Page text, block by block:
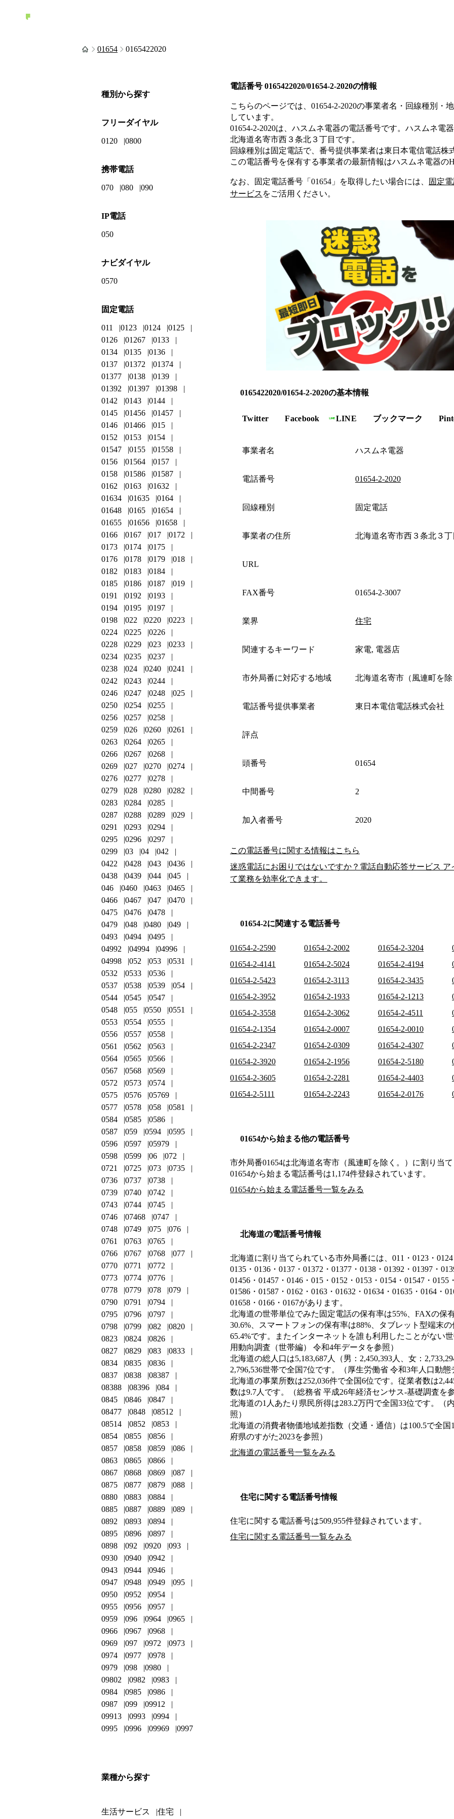
01654 0165422020
電話番号 0165422020/01654-2-2020の情報
こちらのページでは、 01654-2-2020の事業者名・回線種別・
しています。
01654-2-2020は、 ハスムネ電器の電話番号です。 ハスムネ電
北海道名寄市西３条北３丁目 です。
回線種別は固定電話で、番号提供事業者は東日本電信電話株
この電話番号を保有する事業者の最新情報はハスムネ電器の
なお、固定電話番号「 01654 」を取得したい場合には、 固定
サービス をご活用ください。
0165422020/01654-2-2020の基本情報
Twitter Facebook LINE ブックマーク
事業者名 ハスムネ電器
電話番号 01654-2-2020
回線種別 固定電話
事業者の住所 北海道名寄市西３条北３丁
URL
FAX番号 01654-2-3007
業界 住宅
関連するキーワード 家電, 電器店
市外局番に対応する地域 北海道名寄市（風連町を除
電話番号提供事業者 東日本電信電話株式会社
評点
頭番号 01654
中間番号 2
加入者番号 2020
この電話番号に関する情報はこちら
迷惑電話にお困りではないですか？電話自動応答サービス
て業務を効率化できます。
01654-2に関連する電話番号
01654-2-2590 01654-2-2002 01654-2-3204
01654-2-4141
01654-2-5024 01654-2-4194
01654-2-5423
01654-2-3113 01654-2-3435
01654-2-3952
01654-2-1933 01654-2-1213
01654-2-3558
01654-2-3062 01654-2-4511
01654-2-1354
01654-2-0007 01654-2-0010
01654-2-2347
01654-2-0309 01654-2-4307
01654-2-3920
01654-2-1956 01654-2-5180
01654-2-3605
01654-2-2281 01654-2-4403
01654-2-5111
01654-2-2243 01654-2-0176
01654から始まる他の電話番号
市外局番01654は北海道名寄市（風連町を除く。） に割り当
01654から始まる電話番号は1,174件登録されています。
01654から始まる電話番号一覧をみる
北海道の電話番号情報
北海道に割り当てられている市外局番には、011・0123・0124
0135・0136・0137・01372・01377・0138・01392・01397・
01456・01457・0146・015・0152・0153・0154・01547・0155
01586・01587・0162・0163・01632・01634・01635・0164・
01658・0166・0167があります。
北海道の世帯単位でみた固定電話の保有率は55%、FAXの保
30.6%、スマートフォンの保有率は88%、タブレット型端末
65.4%です。またインターネットを誰も利用したことがない
用動向調査（世帯編） 令和4年データを参照）
北海道の総人口は5,183,687人（男：2,450,393人、女：
2,796,536世帯で全国7位です。（厚生労働省 令和3年人口動態
北海道の事業所数は252,036件で全国6位です。従業者数は
数は9.7人です。（総務省 平成26年経済センサス‐基礎調査を参
北海道の1人あたり県民所得は283.2万円で全国33位です。（
照）
北海道の消費者物価地域差指数（交通・通信）は100.5で全
府県のすがた2023を参照）
北海道の電話番号一覧をみる
住宅に関する電話番号情報
住宅に関する電話番号は509,955件登録されています。
住宅に関する電話番号一覧をみる
種別から探す
フリーダイヤル
0120 0800
携帯電話
070 080 090
IP電話
050
ナビダイヤル
0570
固定電話
011 0123 0124
0125
0126
01267
0133
0134
0135
0136
0137
01372
01374
01377
0138
0139
01392
01397
01398
0142
0143
0144
0145
01456
01457
0146
01466
015
0152
0153
0154
01547
0155
01558
0156
01564
0157
0158
01586
01587
0162
0163
01632
01634
01635
0164
01648
0165
01654
01655
01656
01658
0166
0167 017
0172
0173
0174
0175
0176
0178 0179
018
0182
0183
0184
0185
0186 0187
019
0191
0192
0193
0194
0195
0197
0198
022 0220
0223
0224
0225
0226
0228
0229 023
0233
0234
0235
0237
0238
024 0240
0241
0242
0243
0244
0246
0247 0248
025
0250
0254
0255
0256
0257
0258
0259
026 0260
0261
0263
0264
0265
0266
0267
0268
0269
027 0270
0274
0276
0277
0278
0279
028 0280
0282
0283
0284
0285
0287
0288 0289
029
0291
0293
0294
0295
0296
0297
0299
03 04
042
0422
0428 043
0436
0438
0439 044
045
046
0460 0463
0465
0466
0467 047
0470
0475
0476
0478
0479
048 0480
049
0493
0494
0495
04992
04994
04996
04998
052 053
0531
0532
0533
0536
0537
0538 0539
054
0544
0545
0547
0548
055 0550
0551
0553
0554
0555
0556
0557
0558
0561
0562
0563
0564
0565
0566
0567
0568
0569
0572
0573
0574
0575
0576
05769
0577
0578 058
0581
0584
0585
0586
0587
059 0594
0595
0596
0597
05979
0598
0599 06
072
0721
0725 073
0735
0736
0737
0738
0739
0740
0742
0743
0744
0745
0746
07468
0747
0748
0749 075
076
0761
0763
0765
0766
0767 0768
077
0770
0771
0772
0773
0774
0776
0778
0779 078
079
0790
0791
0794
0795
0796
0797
0798
0799 082
0820
0823
0824
0826
0827
0829 083
0833
0834
0835
0836
0837
0838
08387
08388
08396
084
0845
0846
0847
08477
0848
08512
08514
0852
0853
0854
0855
0856
0857
0858 0859
086
0863
0865
0866
0867
0868 0869
087
0875
0877 0879
088
0880
0883
0884
0885
0887 0889
089
0892
0893
0894
0895
0896
0897
0898
092 0920
093
0930
0940
0942
0943
0944
0946
0947
0948 0949
095
0950
0952
0954
0955
0956
0957
0959
096 0964
0965
0966
0967
0968
0969
097 0972
0973
0974
0977
0978
0979
098
0980
09802
0982
0983
0984
0985
0986
0987
099
09912
09913
0993
0994
0995
0996 09969 0997
業種から探す
生活サービス 住宅